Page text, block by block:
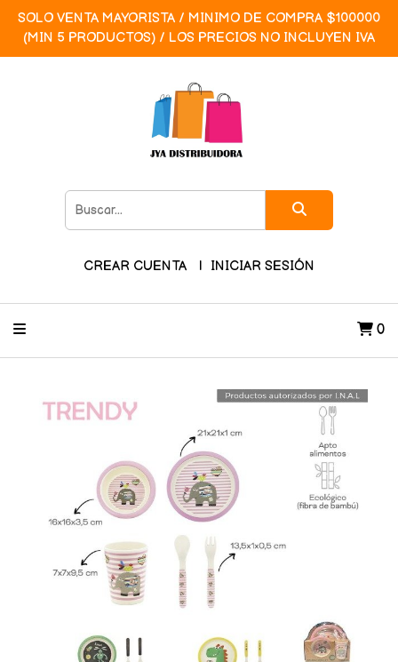
SOLO VENTA MAYORISTA / MINIMO DE COMPRA $100000
(MIN 5 PRODUCTOS) / LOS PRECIOS NO INCLUYEN IVA
CREAR CUENTA INICIAR SESIÓN
0